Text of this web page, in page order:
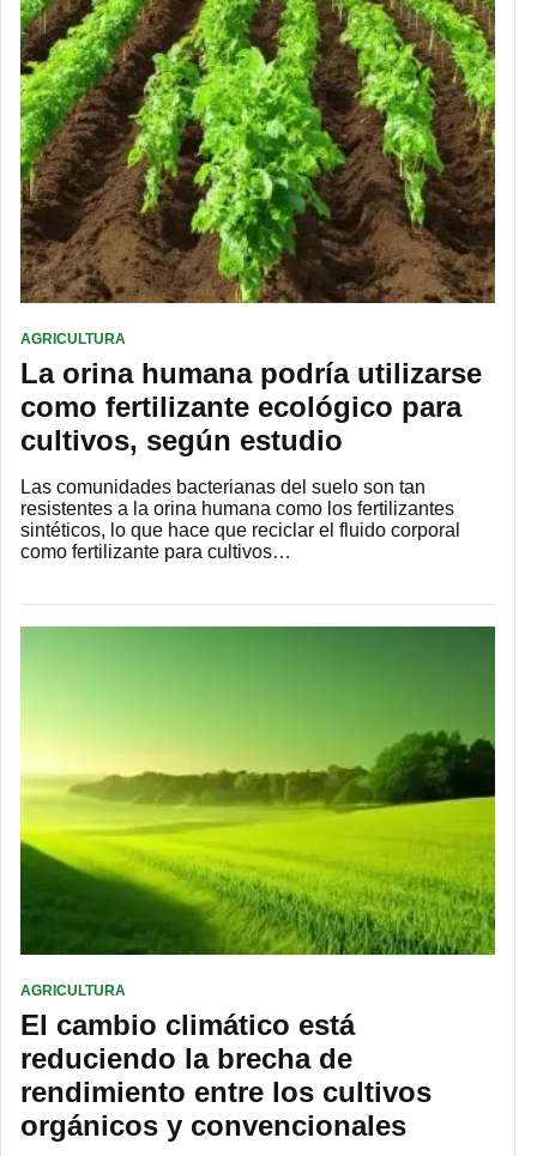
AGRICULTURA
La orina humana podría utilizarse
como fertilizante ecológico para
cultivos, según estudio
Las comunidades bacterianas del suelo son tan
resistentes a la orina humana como los fertilizantes
sintéticos, lo que hace que reciclar el fluido corporal
como fertilizante para cultivos…
AGRICULTURA
El cambio climático está
reduciendo la brecha de
rendimiento entre los cultivos
orgánicos y convencionales